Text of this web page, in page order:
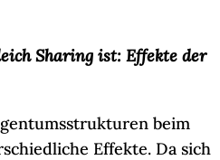
Sharing ist: Effekte der
beim
Effekte. Da sich